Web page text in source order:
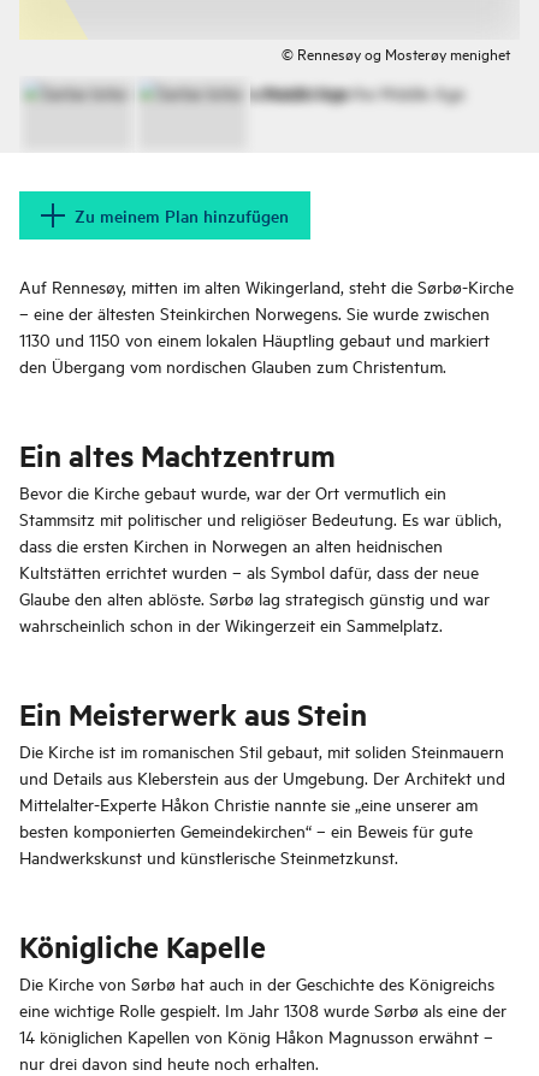
© Rennesøy og Mosterøy menighet
Zu meinem Plan hinzufügen
Auf Rennesøy, mitten im alten Wikingerland, steht die Sørbø-Kirche
– eine der ältesten Steinkirchen Norwegens. Sie wurde zwischen
1130 und 1150 von einem lokalen Häuptling gebaut und markiert
den Übergang vom nordischen Glauben zum Christentum.
Ein altes Machtzentrum
Bevor die Kirche gebaut wurde, war der Ort vermutlich ein
Stammsitz mit politischer und religiöser Bedeutung. Es war üblich,
dass die ersten Kirchen in Norwegen an alten heidnischen
Kultstätten errichtet wurden – als Symbol dafür, dass der neue
Glaube den alten ablöste. Sørbø lag strategisch günstig und war
wahrscheinlich schon in der Wikingerzeit ein Sammelplatz.
Ein Meisterwerk aus Stein
Die Kirche ist im romanischen Stil gebaut, mit soliden Steinmauern
und Details aus Kleberstein aus der Umgebung. Der Architekt und
Mittelalter-Experte Håkon Christie nannte sie „eine unserer am
besten komponierten Gemeindekirchen“ – ein Beweis für gute
Handwerkskunst und künstlerische Steinmetzkunst.
Königliche Kapelle
Die Kirche von Sørbø hat auch in der Geschichte des Königreichs
eine wichtige Rolle gespielt. Im Jahr 1308 wurde Sørbø als eine der
14 königlichen Kapellen von König Håkon Magnusson erwähnt –
nur drei davon sind heute noch erhalten.